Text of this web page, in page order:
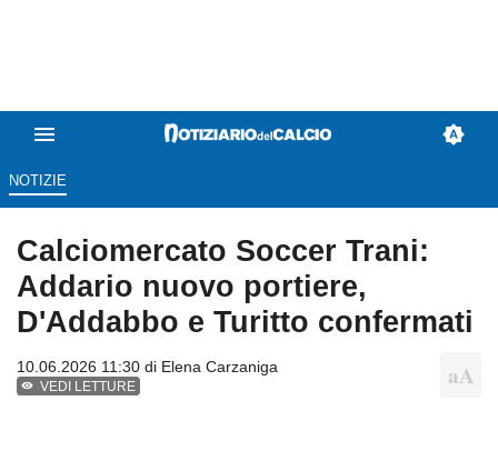
NOTIZIE
Calciomercato Soccer Trani:
Addario nuovo portiere,
D'Addabbo e Turitto confermati
10.06.2026 11:30 di Elena Carzaniga
VEDI LETTURE